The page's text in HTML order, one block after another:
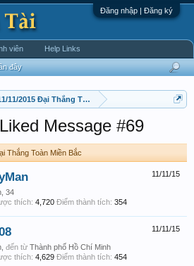
Đăng nhập | Đăng ký
11/2015 Đại Thắng Toàn Miền Bắc
Message #69
Thắng Toàn Miền Bắc
11/11/15
34
thích: 4,720 Điểm thành tích: 354
11/11/15
đến từ Thành phố Hồ Chí Minh
thích: 4,629 Điểm thành tích: 454
đây
viên Help Links